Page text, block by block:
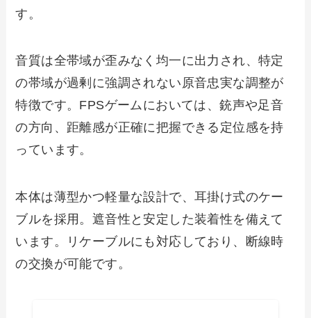
す。
音質は全帯域が歪みなく均一に出力され、特定
の帯域が過剰に強調されない原音忠実な調整が
特徴です。FPSゲームにおいては、銃声や足音
の方向、距離感が正確に把握できる定位感を持
っています。
本体は薄型かつ軽量な設計で、耳掛け式のケー
ブルを採用。遮音性と安定した装着性を備えて
います。リケーブルにも対応しており、断線時
の交換が可能です。